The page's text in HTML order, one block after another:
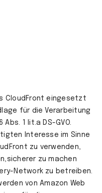
CloudFront eingesetzt
für die Verarbeitung
1 lit.a DS-GVO.
Interesse im Sinne
zu verwenden,
zu machen
Network zu betreiben.
von Amazon Web